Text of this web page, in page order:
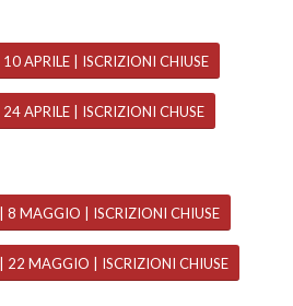
APRILE | ISCRIZIONI CHIUSE
APRILE | ISCRIZIONI CHUSE
MAGGIO | ISCRIZIONI CHIUSE
MAGGIO | ISCRIZIONI CHIUSE